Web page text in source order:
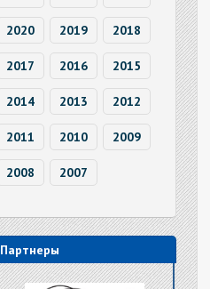
2020 2019 2018
2017 2016 2015
2014 2013 2012
2011 2010 2009
2008 2007
Партнеры